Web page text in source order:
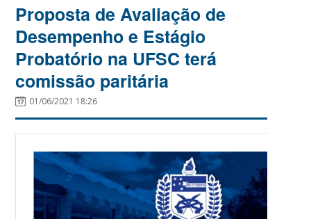
Proposta de Avaliação de
Desempenho e Estágio
Probatório na UFSC terá
comissão paritária
01/06/2021 18:26